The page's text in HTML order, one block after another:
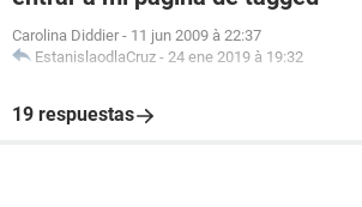
Carolina Diddier - 11 jun 2009 à 22:37
EstanislaodlaCruz - 24 ene 2019 à 19:32
19 respuestas